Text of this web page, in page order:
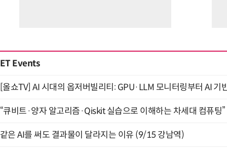
ET Events
[올쇼TV] AI 시대의 옵저버빌리티: GPU·LLM 모니터링부터 AI
“큐비트·양자 알고리즘·Qiskit 실습으로 이해하는 차세대 컴퓨팅
같은 AI를 써도 결과물이 달라지는 이유 (9/15 강남역)